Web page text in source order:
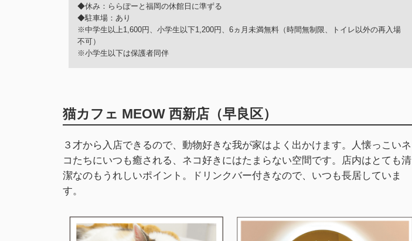
◆休み：ららぽーと福岡の休館日に準ずる
◆駐車場：あり
※中学生以上1,600円、小学生以下1,200円、6ヵ月未満無料（時間無制限、トイレ以外の再入場
不可）
※小学生以下は保護者同伴
猫カフェ MEOW 西新店（早良区）
３才から入店できるので、動物好きな我が家はよく出かけます。人懐っこいネ
コたちにいつも癒される、ネコ好きにはたまらない空間です。店内はとても清
潔なのもうれしいポイント。ドリンクバー付きなので、いつも長居していま
す。